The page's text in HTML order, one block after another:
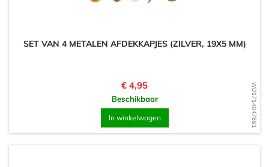
WD1714047861
SET VAN 4 METALEN AFDEKKAPJES (ZILVER, 19X5 MM)
Prijs
€ 4,95
Beschikbaar
In winkelwagen